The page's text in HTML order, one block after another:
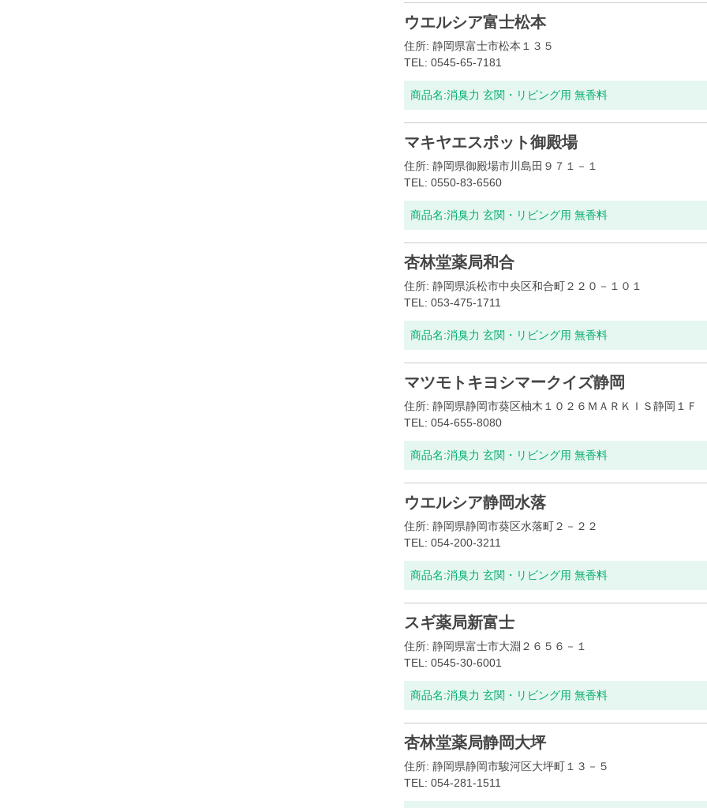
ウエルシア富士松本
住所: 静岡県富士市松本１３５
TEL: 0545-65-7181
商品名:消臭力 玄関・リビング用 無香料
マキヤエスポット御殿場
住所: 静岡県御殿場市川島田９７１－１
TEL: 0550-83-6560
商品名:消臭力 玄関・リビング用 無香料
杏林堂薬局和合
住所: 静岡県浜松市中央区和合町２２０－１０１
TEL: 053-475-1711
商品名:消臭力 玄関・リビング用 無香料
マツモトキヨシマークイズ静岡
住所: 静岡県静岡市葵区柚木１０２６ＭＡＲＫＩＳ静岡１Ｆ
TEL: 054-655-8080
商品名:消臭力 玄関・リビング用 無香料
ウエルシア静岡水落
住所: 静岡県静岡市葵区水落町２－２２
TEL: 054-200-3211
商品名:消臭力 玄関・リビング用 無香料
スギ薬局新富士
住所: 静岡県富士市大淵２６５６－１
TEL: 0545-30-6001
商品名:消臭力 玄関・リビング用 無香料
杏林堂薬局静岡大坪
住所: 静岡県静岡市駿河区大坪町１３－５
TEL: 054-281-1511